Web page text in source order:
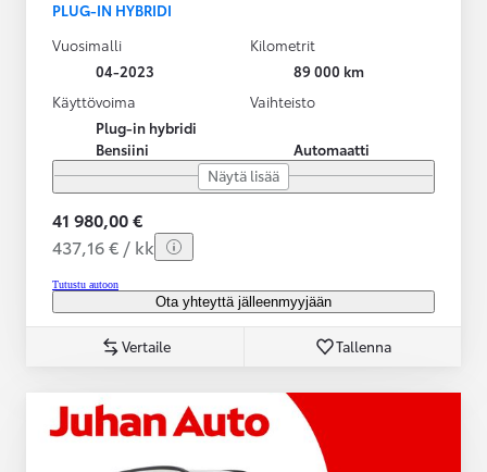
PLUG-IN HYBRIDI
Vuosimalli
04-2023
Kilometrit
89 000 km
Käyttövoima
Plug-in hybridi
Bensiini
Vaihteisto
Automaatti
Näytä lisää
41 980,00 €
437,16 € / kk
Tutustu autoon
Ota yhteyttä jälleenmyyjään
Vertaile Tallenna